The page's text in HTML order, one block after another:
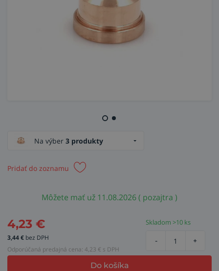
Na výber 3 produkty
Pridať do zoznamu
Môžete mať už 11.08.2026 ( pozajtra )
4,23 €
3,44€ bez DPH
Odporúčaná predajná cena: 4,23 € s DPH
Skladom >10 ks
- +
Do košíka